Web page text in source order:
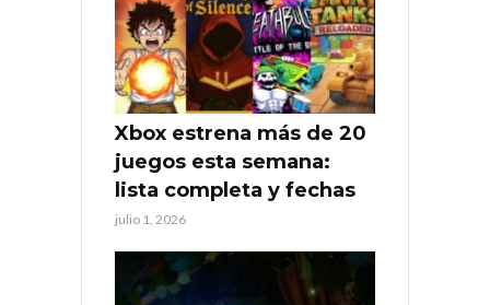
Xbox estrena más de 20
juegos esta semana:
lista completa y fechas
julio 1, 2026